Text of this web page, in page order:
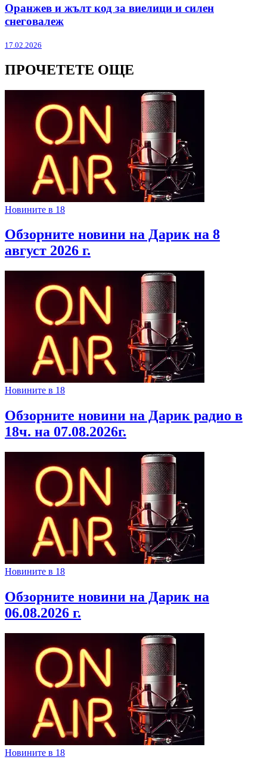
Оранжев и жълт код за виелици и силен
снеговалеж
17.02.2026
ПРОЧЕТЕТЕ ОЩЕ
Новините в 18
Обзорните новини на Дарик на 8
август 2026 г.
Новините в 18
Обзорните новини на Дарик радио в
18ч. на 07.08.2026г.
Новините в 18
Обзорните новини на Дарик на
06.08.2026 г.
Новините в 18